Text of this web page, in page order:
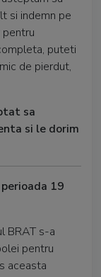
si indemn pe
puteti
de pierdut,
sa
si le dorim
19
BRAT s-a
pentru
aceasta